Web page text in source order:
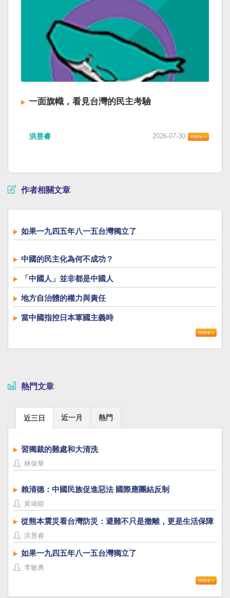
一面旗幟，看見台灣的民主考驗
洪昱睿 2026-07-30
作者相關文章
如果一九四五年八一五台灣獨立了
中國的民主化為何不成功？
「中國人」並非都是中國人
地方自治體的權力與責任
當中國指控日本軍國主義時
熱門文章
近三日 近一月 熱門
習獨裁的難處和大清洗
林保華
賴清德：中國民族促進惡法 國際應團結反制
黃靖媗
從熊本震災看台灣防災：避難不只是撤離，更是生活保障
洪昱睿
如果一九四五年八一五台灣獨立了
李敏勇